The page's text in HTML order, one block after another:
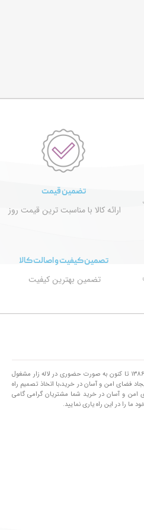
تضمین قیمت
ارائه کالا با مناسبت ترین قیمت روز
تصمین کیفیت و اصالت کالا
تضمین بهترین کیفیت
فروشگاه الو لاله زار با سابقه فروش از سال ۱۳۸۶ تا کنون به صورت حضوری در لاله زار مشغول
سال ۱۳۹۵ با رویکرد ایجاد فضای امن و آسان در خرید،با اتخاذ تصمیم راه
امن و آسان در خرید شما مشتریان گرامی گامی
ما را در این راه یاری نمایید.